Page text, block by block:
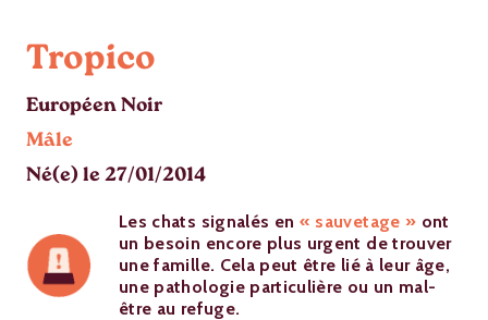
Tropico
Européen Noir
Mâle
Né(e) le 27/01/2014
Les chats signalés en « sauvetage » ont
un besoin encore plus urgent de trouver
une famille. Cela peut être lié à leur âge,
une pathologie particulière ou un mal-
être au refuge.